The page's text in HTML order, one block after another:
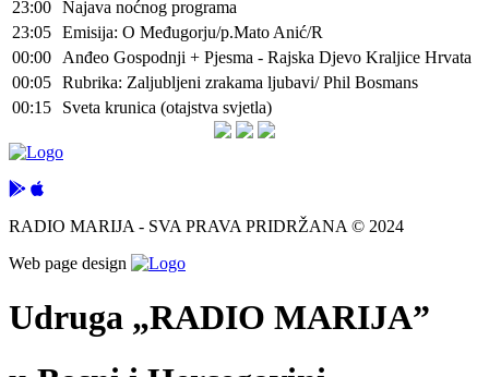
23:00 Najava noćnog programa
23:05 Emisija: O Međugorju/p.Mato Anić/R
00:00
Anđeo Gospodnji + Pjesma - Rajska Djevo Kraljice Hrvata
00:05 Rubrika: Zaljubljeni zrakama ljubavi/ Phil Bosmans
00:15
Sveta krunica (otajstva svjetla)
RADIO MARIJA - SVA PRAVA PRIDRŽANA © 2024
Web page design
Udruga „RADIO MARIJA”